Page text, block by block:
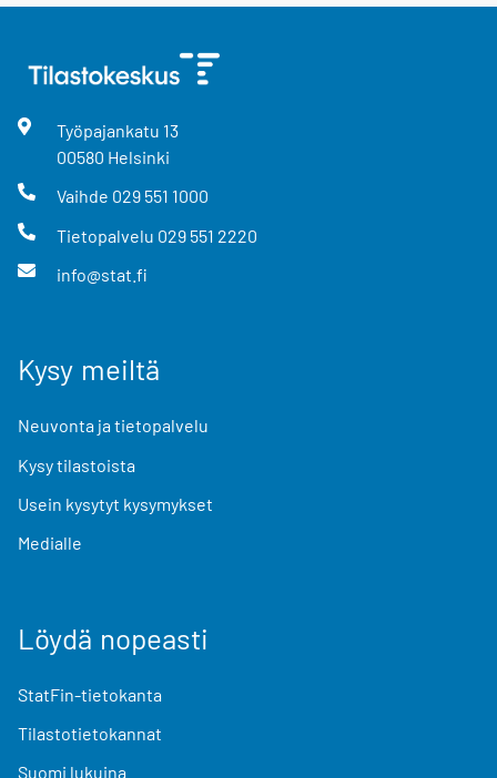
Työpajankatu 13
00580 Helsinki
Vaihde 029 551 1000
Tietopalvelu 029 551 2220
info@stat.fi
Kysy meiltä
Neuvonta ja tietopalvelu
Kysy tilastoista
Usein kysytyt kysymykset
Medialle
Löydä nopeasti
StatFin-tietokanta
Tilastotietokannat
Suomi lukuina